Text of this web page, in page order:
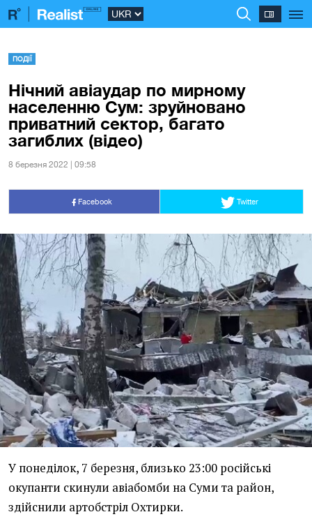
ПОДІЇ
Нічний авіаудар по мирному
населенню Сум: зруйновано
приватний сектор, багато
загиблих (відео)
8 березня 2022 | 09:58
Facebook Twitter
У понеділок, 7 березня, близько 23:00 російські
окупанти скинули авіабомби на Суми та район,
здійснили артобстріл Охтирки.